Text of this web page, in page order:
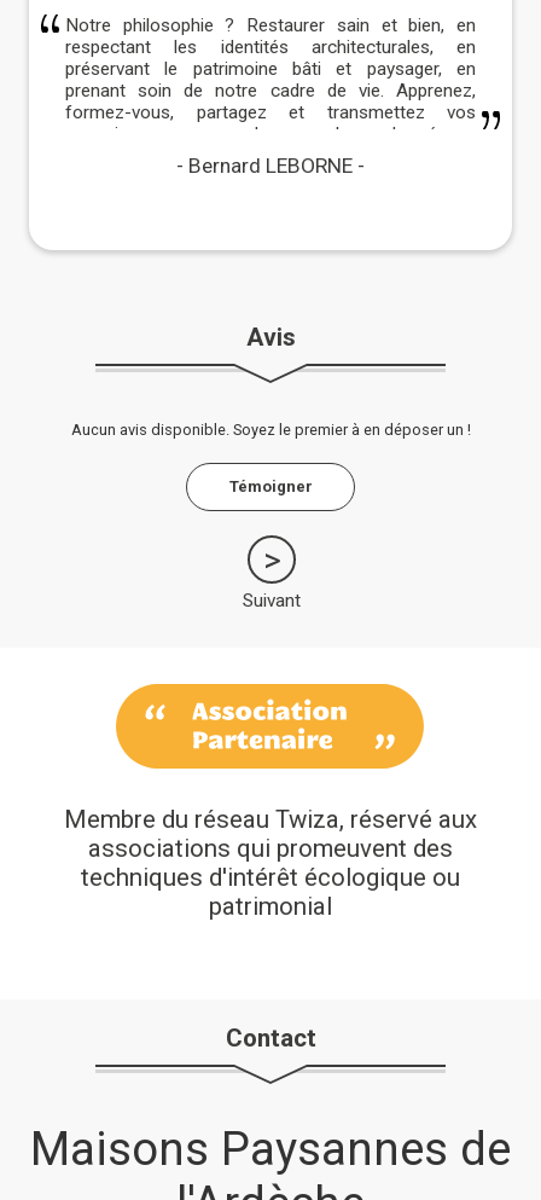
Notre philosophie ? Restaurer sain et bien, en
respectant les identités architecturales, en
préservant le patrimoine bâti et paysager, en
prenant soin de notre cadre de vie. Apprenez,
formez-vous, partagez et transmettez vos
connaissances avec les membres du réseau
Maisons Paysannes !Bernard LEBORNE
Avis
Aucun avis disponible. Soyez le premier à en déposer un !
Témoigner
Suivant
Membre du réseau Twiza, réservé aux
associations qui promeuvent des
techniques d'intérêt écologique ou
patrimonial
Contact
Maisons Paysannes de